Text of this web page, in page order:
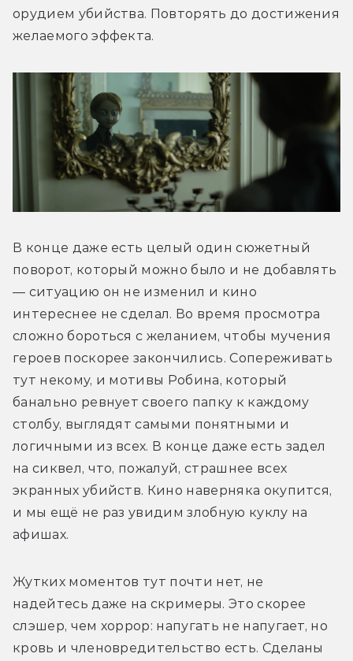
орудием убийства. Повторять до достижения
желаемого эффекта.
В конце даже есть целый один сюжетный
поворот, который можно было и не добавлять
— ситуацию он не изменил и кино
интереснее не сделал. Во время просмотра
сложно бороться с желанием, чтобы мучения
героев поскорее закончились. Сопереживать
тут некому, и мотивы Робина, который
банально ревнует своего папку к каждому
столбу, выглядят самыми понятными и
логичными из всех. В конце даже есть задел
на сиквел, что, пожалуй, страшнее всех
экранных убийств. Кино наверняка окупится,
и мы ещё не раз увидим злобную куклу на
афишах.
Жутких моментов тут почти нет, не
надейтесь даже на скримеры. Это скорее
слэшер, чем хоррор: напугать не напугает, но
кровь и членовредительство есть. Сделаны